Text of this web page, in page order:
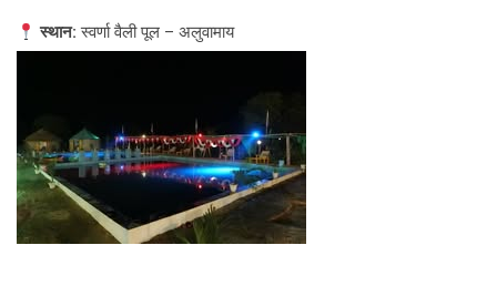
स्थान: स्वर्णा वैली पूल – अलुवामाय